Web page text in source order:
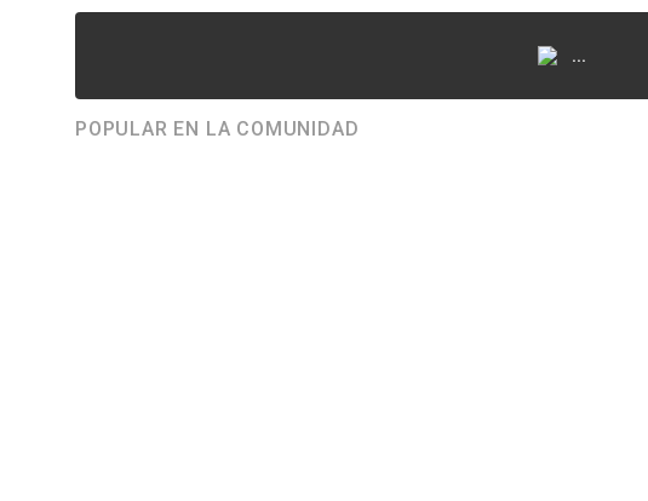
...
POPULAR EN LA COMUNIDAD